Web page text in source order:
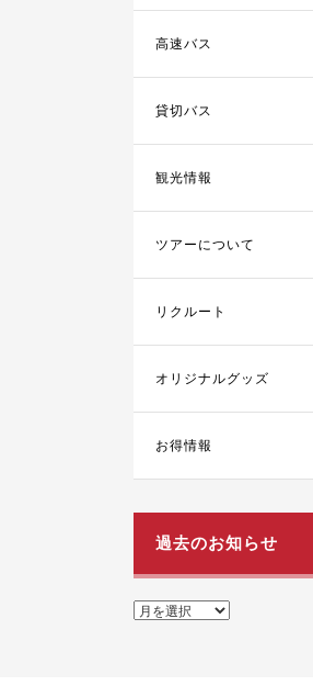
高速バス
貸切バス
観光情報
ツアーについて
リクルート
オリジナルグッズ
お得情報
過去のお知らせ